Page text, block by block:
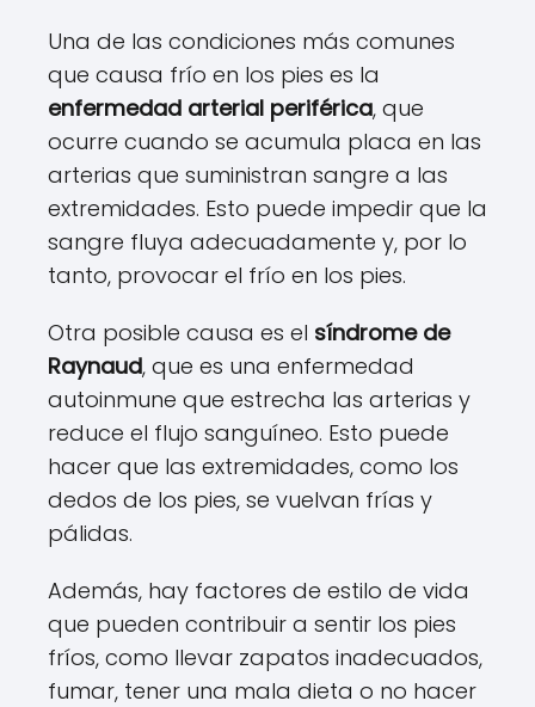
Una de las condiciones más comunes
que causa frío en los pies es la
enfermedad arterial periférica, que
ocurre cuando se acumula placa en las
arterias que suministran sangre a las
extremidades. Esto puede impedir que la
sangre fluya adecuadamente y, por lo
tanto, provocar el frío en los pies.
Otra posible causa es el síndrome de
Raynaud, que es una enfermedad
autoinmune que estrecha las arterias y
reduce el flujo sanguíneo. Esto puede
hacer que las extremidades, como los
dedos de los pies, se vuelvan frías y
pálidas.
Además, hay factores de estilo de vida
que pueden contribuir a sentir los pies
fríos, como llevar zapatos inadecuados,
fumar, tener una mala dieta o no hacer